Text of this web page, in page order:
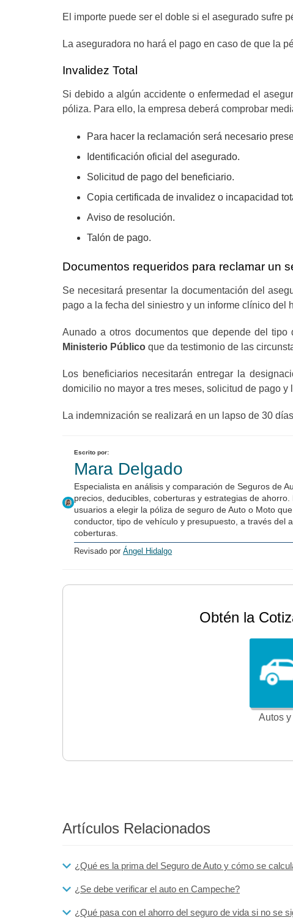
El importe puede ser el doble si el asegurado sufre
La aseguradora no hará el pago en caso de que la
Invalidez Total
Si debido a algún accidente o enfermedad el
póliza. Para ello, la empresa deberá comprobar
Para hacer la reclamación será necesario
Identificación oficial del asegurado.
Solicitud de pago del beneficiario.
Copia certificada de invalidez o incapacidad
Aviso de resolución.
Talón de pago.
Documentos requeridos para reclamar un
Se necesitará presentar la documentación del
pago a la fecha del siniestro y un informe clínico del
Aunado a otros documentos que depende del
Ministerio Público que da testimonio de las
Los beneficiarios necesitarán entregar la
domicilio no mayor a tres meses, solicitud de pago
La indemnización se realizará en un lapso de 30
Escrito por:
Mara Delgado
Especialista en análisis y comparación de Seguros de
precios, deducibles, coberturas y estrategias de
usuarios a elegir la póliza de seguro de Auto o Moto
conductor, tipo de vehículo y presupuesto, a través del
coberturas.
Revisado porÁngel Hidalgo
Obtén la
Autos
Artículos Relacionados
¿Qué es la prima del Seguro de Auto y cómo se
¿Se debe verificar el auto en Campeche?
¿Qué pasa con el ahorro del seguro de vida si no se